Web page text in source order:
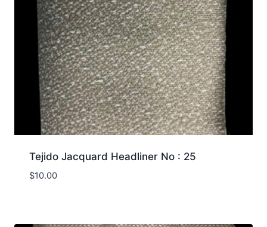
Tejido Jacquard Headliner No : 25
$10.00